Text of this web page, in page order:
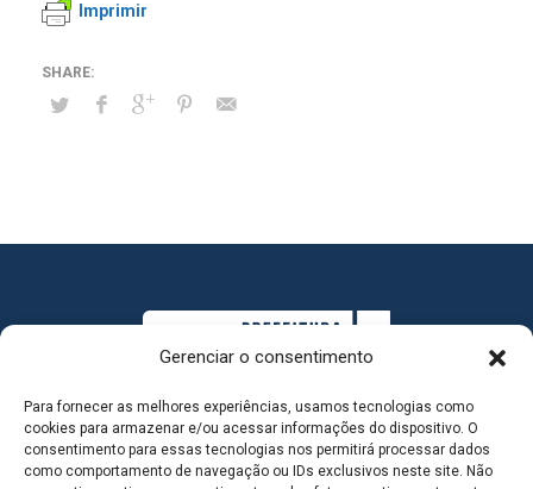
Gerenciar o consentimento
Para fornecer as melhores experiências, usamos tecnologias como
cookies para armazenar e/ou acessar informações do dispositivo. O
consentimento para essas tecnologias nos permitirá processar dados
como comportamento de navegação ou IDs exclusivos neste site. Não
Imprimir